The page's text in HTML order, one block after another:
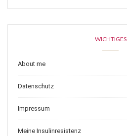
WICHTIGES
About me
Datenschutz
Impressum
Meine Insulinresistenz